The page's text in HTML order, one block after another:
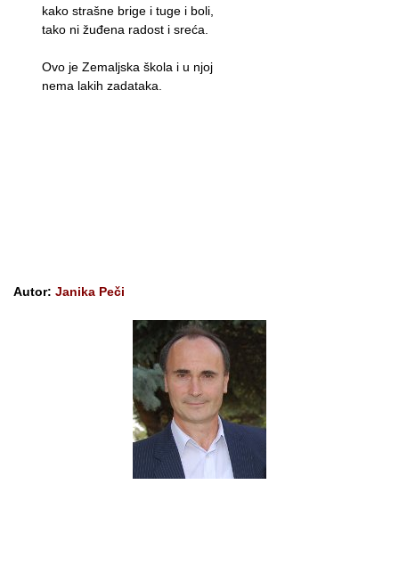
kako strašne brige i tuge i boli,
tako ni žuđena radost i sreća.
Ovo je Zemaljska škola i u njoj
nema lakih zadataka.
Autor: Janika Peči